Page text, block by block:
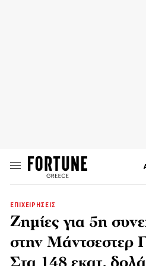
ΕΠΙΧΕΙΡΗΣΕΙΣ
Ζημίες για 5η
στην Μάντσεστερ